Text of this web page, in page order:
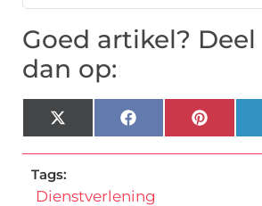
Goed artikel?
dan op:
X
(Twitter)
Facebook
Tags:
Dienstverlening